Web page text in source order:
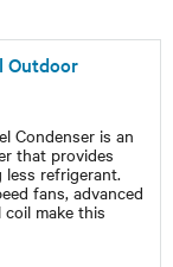
Outdoor
Condenser is an
that provides
less refrigerant.
fans, advanced
make this